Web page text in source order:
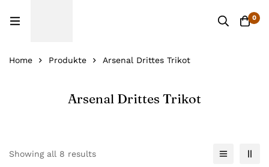
0
Home Produkte Arsenal Drittes Trikot
Arsenal Drittes Trikot
Showing all 8 results